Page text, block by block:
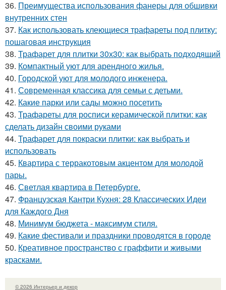
36. Преимущества использования фанеры для обшивки
внутренних стен
37. Как использовать клеющиеся трафареты под плитку:
пошаговая инструкция
38. Трафарет для плитки 30х30: как выбрать подходящий
39. Компактный уют для арендного жилья.
40. Городской уют для молодого инженера.
41. Современная классика для семьи с детьми.
42. Какие парки или сады можно посетить
43. Трафареты для росписи керамической плитки: как
сделать дизайн своими руками
44. Трафарет для покраски плитки: как выбрать и
использовать
45. Квартира с терракотовым акцентом для молодой
пары.
46. Светлая квартира в Петербурге.
47. Французская Кантри Кухня: 28 Классических Идеи
для Каждого Дня
48. Минимум бюджета - максимум стиля.
49. Какие фестивали и праздники проводятся в городе
50. Креативное пространство с граффити и живыми
красками.
© 2026 Интерьер и декор